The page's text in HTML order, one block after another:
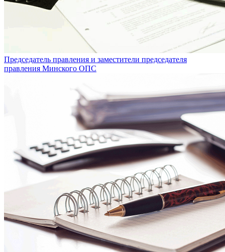
Председатель правления и заместители председателя
правления Минского ОПС